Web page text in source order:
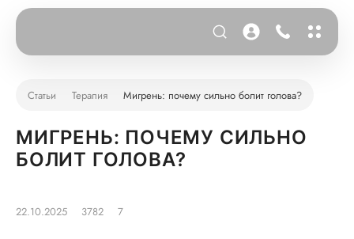
Статьи Терапия Мигрень: почему сильно болит голова?
МИГРЕНЬ: ПОЧЕМУ СИЛЬНО
БОЛИТ ГОЛОВА?
22.10.2025 3782 7